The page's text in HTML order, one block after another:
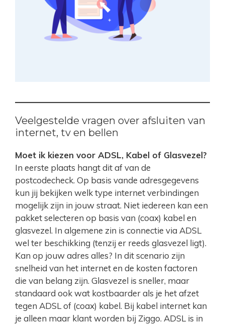
Veelgestelde vragen over afsluiten van
internet, tv en bellen
Moet ik kiezen voor ADSL, Kabel of Glasvezel?
In eerste plaats hangt dit af van de
postcodecheck. Op basis vande adresgegevens
kun jij bekijken welk type internet verbindingen
mogelijk zijn in jouw straat. Niet iedereen kan een
pakket selecteren op basis van (coax) kabel en
glasvezel. In algemene zin is connectie via ADSL
wel ter beschikking (tenzij er reeds glasvezel ligt).
Kan op jouw adres alles? In dit scenario zijn
snelheid van het internet en de kosten factoren
die van belang zijn. Glasvezel is sneller, maar
standaard ook wat kostbaarder als je het afzet
tegen ADSL of (coax) kabel. Bij kabel internet kan
je alleen maar klant worden bij Ziggo. ADSL is in